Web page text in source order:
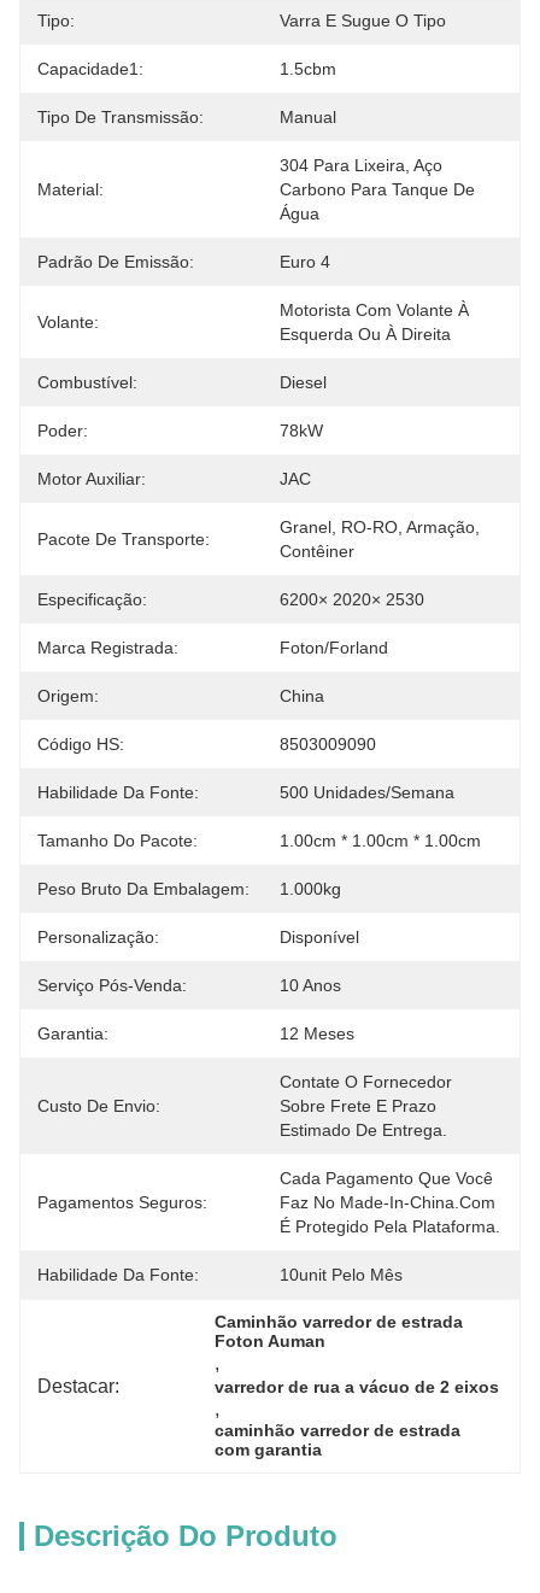
Tipo: Varra E Sugue O Tipo
Capacidade1: 1.5cbm
Tipo De Transmissão: Manual
Material:
304 Para Lixeira, Aço
Carbono Para Tanque De
Água
Padrão De Emissão: Euro 4
Volante:
Motorista Com Volante À
Esquerda Ou À Direita
Combustível: Diesel
Poder: 78kW
Motor Auxiliar: JAC
Pacote De Transporte:
Granel, RO-RO, Armação,
Contêiner
Especificação: 6200× 2020× 2530
Marca Registrada: Foton/Forland
Origem: China
Código HS: 8503009090
Habilidade Da Fonte: 500 Unidades/semana
Tamanho Do Pacote: 1.00cm * 1.00cm * 1.00cm
Peso Bruto Da Embalagem: 1.000kg
Personalização: Disponível
Serviço Pós-Venda: 10 Anos
Garantia: 12 Meses
Custo De Envio:
Contate O Fornecedor
Sobre Frete E Prazo
Estimado De Entrega.
Pagamentos Seguros:
Cada Pagamento Que Você
Faz No Made-In-China.com
É Protegido Pela Plataforma.
Habilidade Da Fonte: 10unit Pelo Mês
Destacar:
Caminhão varredor de estrada
Foton Auman
,
varredor de rua a vácuo de 2 eixos
,
caminhão varredor de estrada
com garantia
Descrição Do Produto